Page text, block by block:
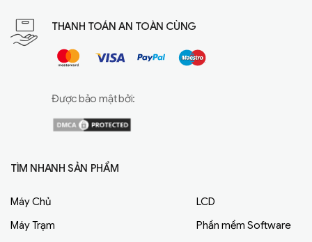
THANH TOÁN AN TOÀN CÙNG
Được bảo mật bởi:
TÌM NHANH SẢN PHẨM
Máy Chủ
Máy Trạm
LCD
Phần mềm Software